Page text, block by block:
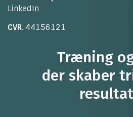
LinkedIn
CVR. 44156121
Træning
der skaber